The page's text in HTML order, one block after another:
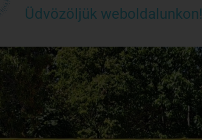
Üdvözöljük weboldalunkon!